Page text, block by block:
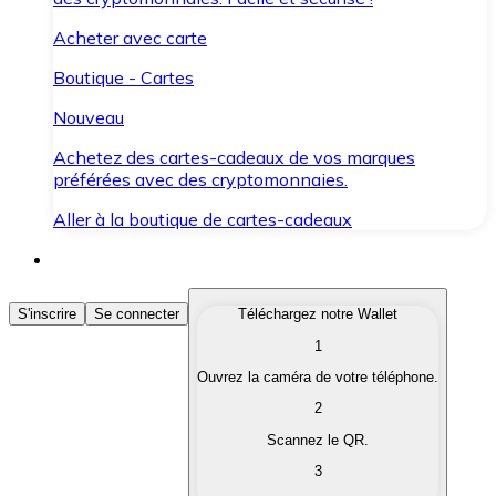
Acheter avec carte
Boutique - Cartes
Nouveau
Achetez des cartes-cadeaux de vos marques
préférées avec des cryptomonnaies.
Aller à la boutique de cartes-cadeaux
Acheter des Cryptomonnaies
Achetez les cryptomonnaies qui vous intéressent
Convertissez vos cryptomonnaies en monnaie
S'inscrire Se connecter
Téléchargez notre Wallet
1
Ouvrez la caméra de votre téléphone.
2
Scannez le QR.
3